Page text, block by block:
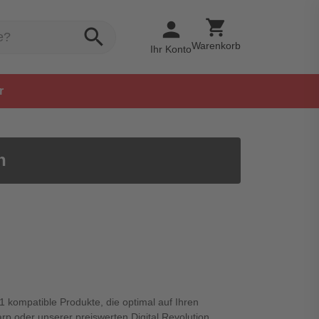
search person
Ihr Konto
shopping_cart
Warenkorb
kompatible Produkte, die optimal auf Ihren
oder unserer preiswerten Digital Revolution